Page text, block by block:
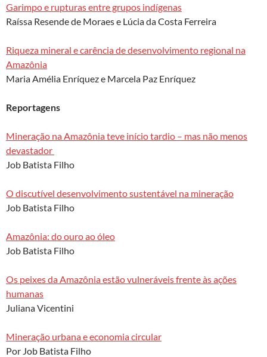
Garimpo e rupturas entre grupos indígenas
Raíssa Resende de Moraes e Lúcia da Costa Ferreira
Riqueza mineral e carência de desenvolvimento regional na
Amazônia
Maria Amélia Enríquez e Marcela Paz Enríquez
Reportagens
Mineração na Amazônia teve início tardio – mas não menos
devastador
Job Batista Filho
O discutível desenvolvimento sustentável na mineração
Job Batista Filho
Amazônia: do ouro ao óleo
Job Batista Filho
Os peixes da Amazônia estão vulneráveis frente às ações
humanas
Juliana Vicentini
Mineração urbana e economia circular
Por Job Batista Filho